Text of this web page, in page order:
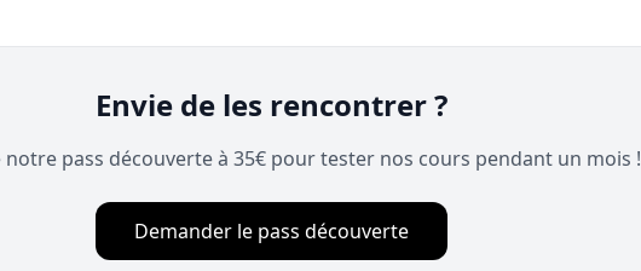
Envie de les rencontrer ?
pass découverte à 35€ pour tester nos cours pendant un mois !
Demander le pass découverte